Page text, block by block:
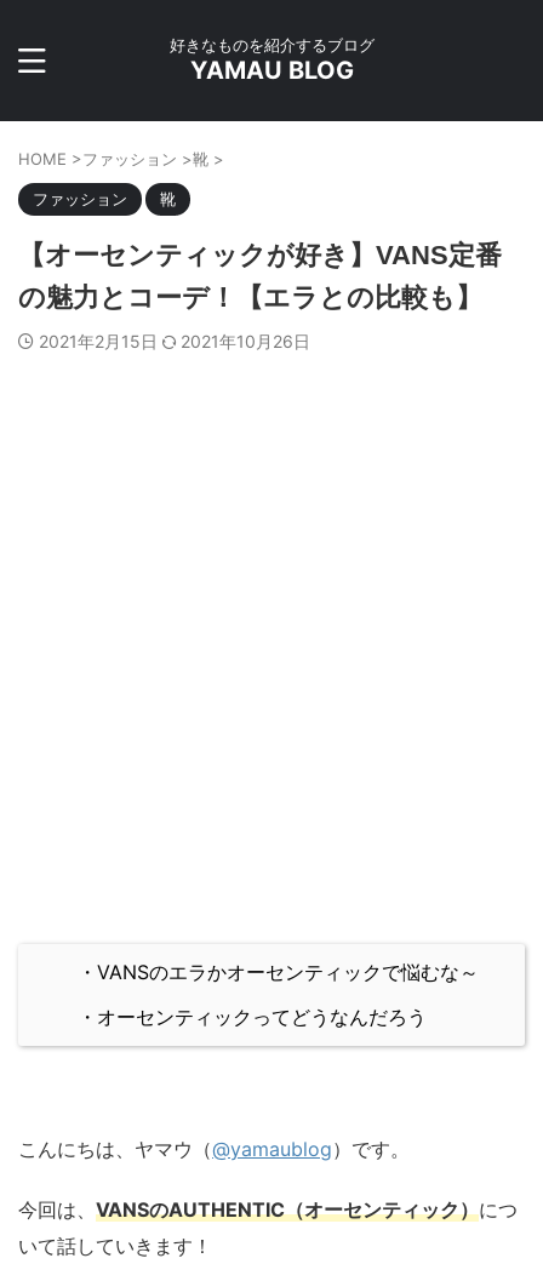
好きなものを紹介するブログ
YAMAU BLOG
HOME >ファッション >靴 >
ファッション 靴
【オーセンティックが好き】VANS定番
の魅力とコーデ！【エラとの比較も】
2021年2月15日 2021年10月26日
・VANSのエラかオーセンティックで悩むな～
・オーセンティックってどうなんだろう
こんにちは、ヤマウ（@yamaublog）です。
今回は、 VANSのAUTHENTIC（オーセンティック）につ
いて話していきます！